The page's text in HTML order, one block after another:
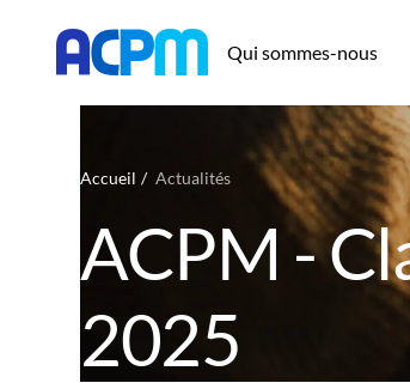
Qui sommes-nous
Accueil Actualités
ACPM -
2025